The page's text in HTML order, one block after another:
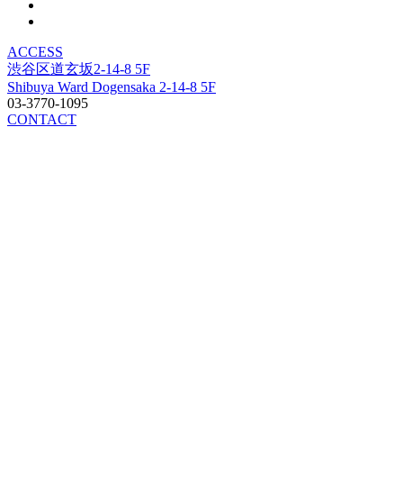
ACCESS
渋谷区道玄坂2-14-8 5F
Shibuya Ward Dogensaka 2-14-8 5F
03-3770-1095
CONTACT